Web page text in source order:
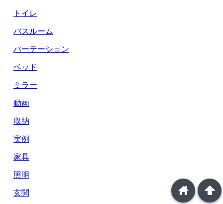
トイレ
バスルーム
パーテーション
ベッド
ミラー
動画
収納
実例
家具
照明
玄関
arrowup
home